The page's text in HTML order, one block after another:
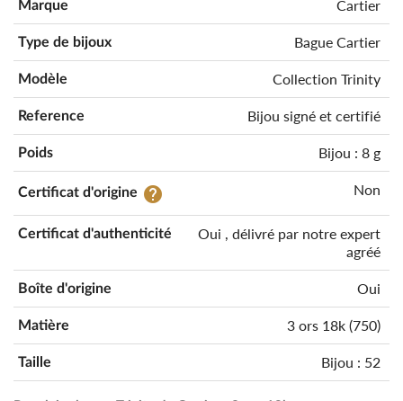
Marque Cartier
Type de bijoux Bague Cartier
Modèle Collection Trinity
Reference Bijou signé et certifié
Poids Bijou : 8 g
Certificat d'origine help Non
Certificat d'authenticité
Oui , délivré par notre expert
agréé
Boîte d'origine Oui
Matière 3 ors 18k (750)
Taille Bijou : 52